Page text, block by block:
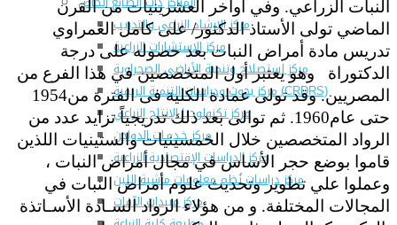
مركز الإرشاد الزراعي والتدريب
مركز الإستشارات الزراعية
مركز إستصلاح وتنمية الأراضى الصحراوية
مركز بحوث ودراسات التنمية الريفية (CRDRS)
مركز تكنولوجيا الإنتاج الزراعي
مركز خـدمـات الدواجن
مركز الدراسات الإقتصادية الزراعية
مركز دراسات نُظم معلومات ماشية اللبن
مركز مبيدات الآفات
النبات الزراعي. وفي أواخر العشرينيات من القرن
الماضي تولى الأستاذ الدكتور/ على كامل الغمراوي
تدريس مادة أمراض النبات بعد حصوله على درجة
الدكتوراة وهو يعتبر أول المتخصصين في هذا الفرع من
المصريين. وقد تولى عمادة الكلية فى الفترة من1954
حتى عام1960. ثم توالى بعد ذلك تدريجياً تزايد عدد من
الرواد المتخصصين خلال الخمسينيات والستينيات اللذين
قاموا بوضع حجر الأساس في مجال أمراض النبات ،
وعملوا علي تطوير وتحديث علوم أمراض النبات في
المجالات المختلفة. و من هؤلاء الرواد السـادة الأسـاتذة